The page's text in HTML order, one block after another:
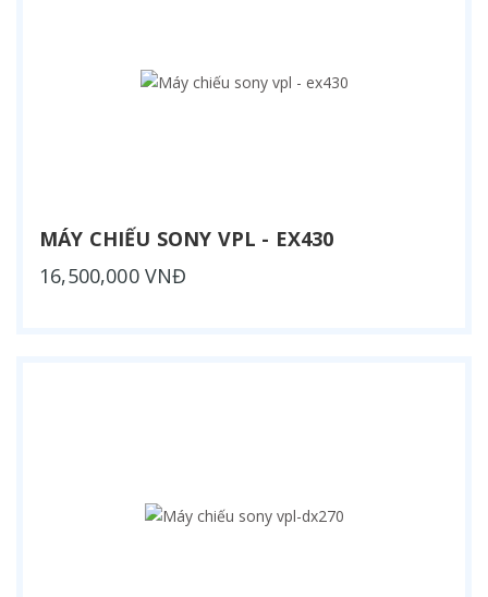
MÁY CHIẾU SONY VPL - EX430
16,500,000 VNĐ